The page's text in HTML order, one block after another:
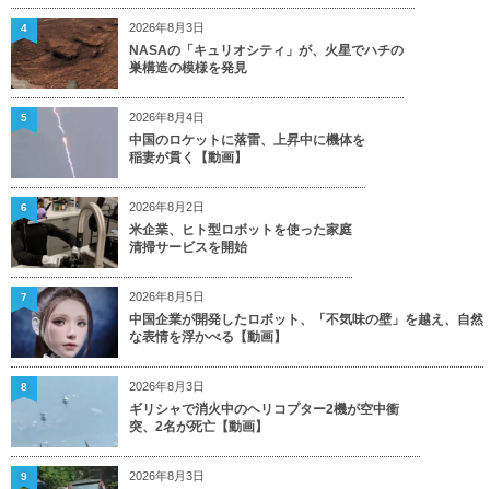
2026年8月3日
NASAの「キュリオシティ」が、火星でハチの
巣構造の模様を発見
4
2026年8月4日
中国のロケットに落雷、上昇中に機体を
稲妻が貫く【動画】
5
2026年8月2日
米企業、ヒト型ロボットを使った家庭
清掃サービスを開始
6
2026年8月5日
中国企業が開発したロボット、「不気味の壁」を越え、自然
な表情を浮かべる【動画】
7
2026年8月3日
ギリシャで消火中のヘリコプター2機が空中衝
突、2名が死亡【動画】
8
2026年8月3日
9